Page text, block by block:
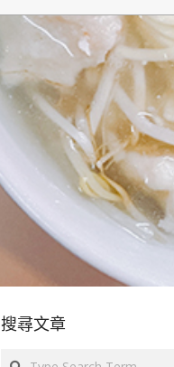
搜尋文章
Search